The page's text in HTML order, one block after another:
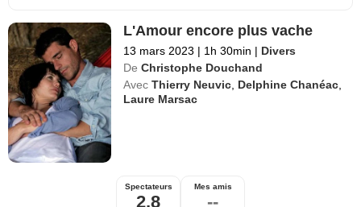
L'Amour encore plus vache
13 mars 2023 | 1h 30min | Divers
De Christophe Douchand
Avec Thierry Neuvic Delphine Chanéac
Laure Marsac
Spectateurs
2,8
Mes amis
--